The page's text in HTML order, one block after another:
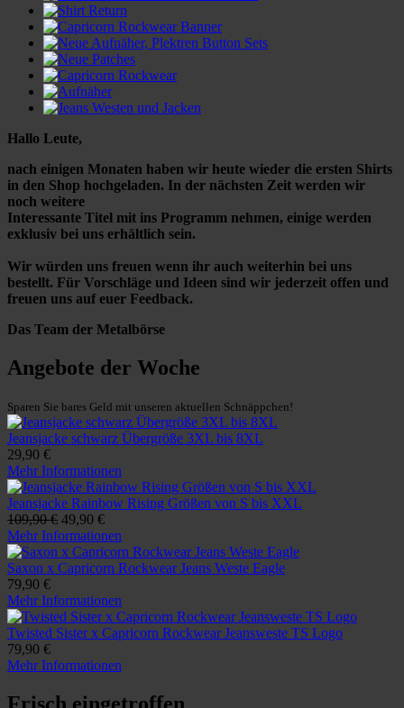
Hallo Leute,
nach einigen Monaten haben wir heute wieder die ersten Shirts
in den Shop hochgeladen. In der nächsten Zeit werden wir
noch weitere
Interessante Titel mit ins Programm nehmen, einige werden
exklusiv bei uns erhältlich sein.
Wir würden uns freuen wenn ihr auch weiterhin bei uns
bestellt. Für Vorschläge und Ideen sind wir jederzeit offen und
freuen uns auf euer Feedback.
Das Team der Metalbörse
Angebote der Woche
Sparen Sie bares Geld mit unseren aktuellen Schnäppchen!
Jeansjacke schwarz Übergröße 3XL bis 8XL
29,90 €
Mehr Informationen
Jeansjacke Rainbow Rising Größen von S bis XXL
109,90 € 49,90 €
Mehr Informationen
Saxon x Capricorn Rockwear Jeans Weste Eagle
79,90 €
Mehr Informationen
Twisted Sister x Capricorn Rockwear Jeansweste TS Logo
79,90 €
Mehr Informationen
Frisch eingetroffen